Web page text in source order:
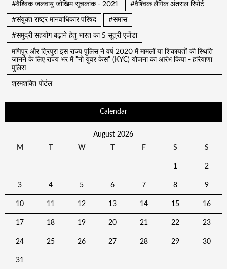
#वैश्विक जलवायु जोखिम सूचकांक - 2021 #वैश्विक लैंगिक अंतराल रिपोर्ट
#संयुक्त राष्ट्र मानवाधिकार परिषद #समास
#समुद्री सहयोग बढ़ाने हेतु भारत का 5 सूत्री एजेंडा
मणिपुर और त्रिपुरा इस राज्य पुलिस ने वर्ष 2020 में मामलों या शिकायतों की स्थिति
जानने के लिए राज्य भर में "नो युवर केस" (KYC) योजना का आरंभ किया - हरियाणा
पुलिस
श्रमशक्ति पोर्टल
Calendar
August 2026
M
W F S S
1 2
3 4 5 6 7 8 9
10 11 12 13 14 15 16
17 18 19 20 21 22 23
24 25 26 27 28 29 30
31